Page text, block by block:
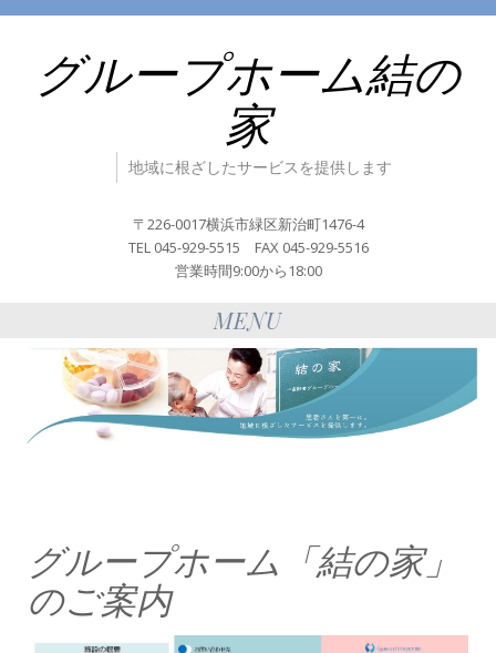
グループホーム結の
家
地域に根ざしたサービスを提供します
〒226-0017横浜市緑区新治町1476-4
TEL 045-929-5515 FAX 045-929-5516
営業時間9:00から18:00
MENU
グループホーム「結の家」
のご案内